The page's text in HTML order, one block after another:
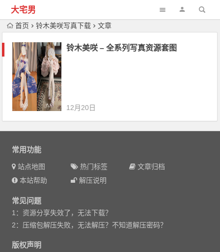
大宅男
首页 铃木美咲写真下载 文章
铃木美咲 – 全系列写真资源套图
12月20日
常用功能
站点地图 热门标签
文章归档
本站帮助
解压说明
常见问题
1：资源分享失效了，无法下载？
2：压缩包解压失败，无法解压？不知道解压密码？
版权声明